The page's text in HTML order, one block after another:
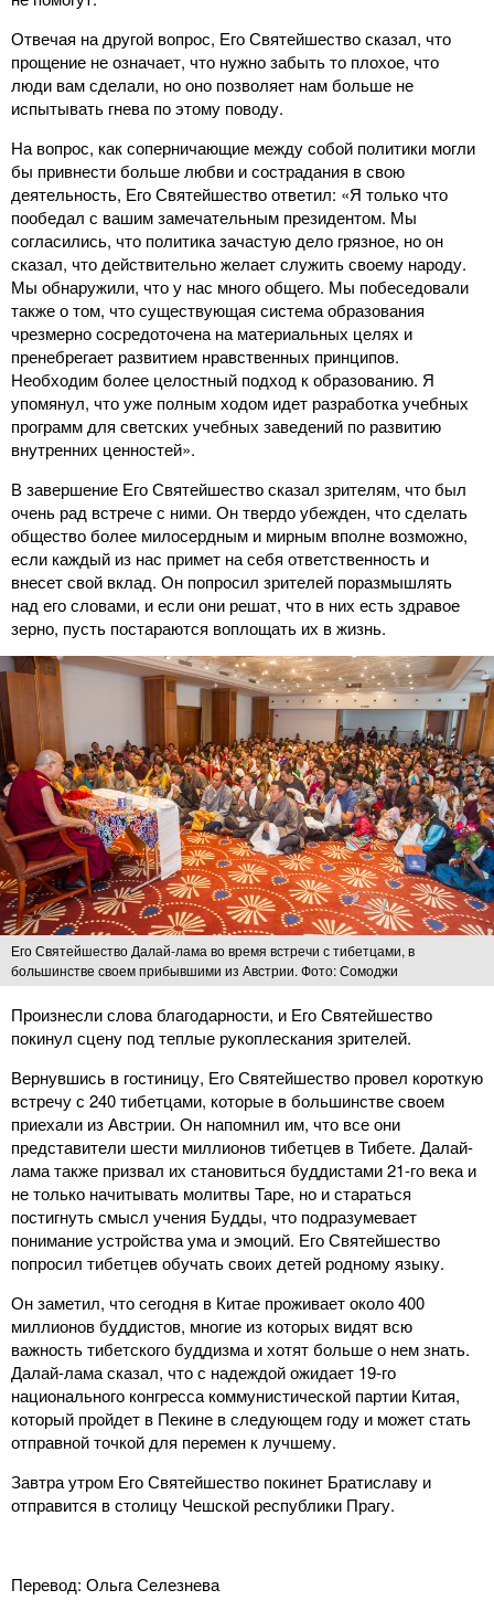
Отвечая на другой вопрос, Его Святейшество сказал, что
прощение не означает, что нужно забыть то плохое, что
люди вам сделали, но оно позволяет нам больше не
испытывать гнева по этому поводу.
На вопрос, как соперничающие между собой политики могли
бы привнести больше любви и сострадания в свою
деятельность, Его Святейшество ответил: «Я только что
пообедал с вашим замечательным президентом. Мы
согласились, что политика зачастую дело грязное, но он
сказал, что действительно желает служить своему народу.
Мы обнаружили, что у нас много общего. Мы побеседовали
также о том, что существующая система образования
чрезмерно сосредоточена на материальных целях и
пренебрегает развитием нравственных принципов.
Необходим более целостный подход к образованию. Я
упомянул, что уже полным ходом идет разработка учебных
программ для светских учебных заведений по развитию
внутренних ценностей».
В завершение Его Святейшество сказал зрителям, что был
очень рад встрече с ними. Он твердо убежден, что сделать
общество более милосердным и мирным вполне возможно,
если каждый из нас примет на себя ответственность и
внесет свой вклад. Он попросил зрителей поразмышлять
над его словами, и если они решат, что в них есть здравое
зерно, пусть постараются воплощать их в жизнь.
Его Святейшество Далай-лама во время встречи с тибетцами, в
большинстве своем прибывшими из Австрии. Фото: Сомоджи
Произнесли слова благодарности, и Его Святейшество
покинул сцену под теплые рукоплескания зрителей.
Вернувшись в гостиницу, Его Святейшество провел короткую
встречу с 240 тибетцами, которые в большинстве своем
приехали из Австрии. Он напомнил им, что все они
представители шести миллионов тибетцев в Тибете. Далай-
лама также призвал их становиться буддистами 21-го века и
не только начитывать молитвы Таре, но и стараться
постигнуть смысл учения Будды, что подразумевает
понимание устройства ума и эмоций. Его Святейшество
попросил тибетцев обучать своих детей родному языку.
Он заметил, что сегодня в Китае проживает около 400
миллионов буддистов, многие из которых видят всю
важность тибетского буддизма и хотят больше о нем знать.
Далай-лама сказал, что с надеждой ожидает 19-го
национального конгресса коммунистической партии Китая,
который пройдет в Пекине в следующем году и может стать
отправной точкой для перемен к лучшему.
Завтра утром Его Святейшество покинет Братиславу и
отправится в столицу Чешской республики Прагу.
Перевод: Ольга Селезнева